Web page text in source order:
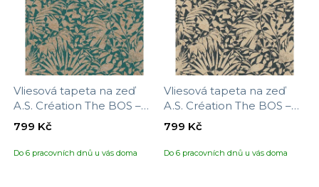
Vliesová tapeta na zeď
A.S. Création The BOS –
battle of style 388311,
Do 6 pracovních dnů u vás doma
799 Kč
Vliesová tapeta na zeď
A.S. Création The BOS –
battle of style 388313,
Do 6 pracovních dnů u vás doma
799 Kč